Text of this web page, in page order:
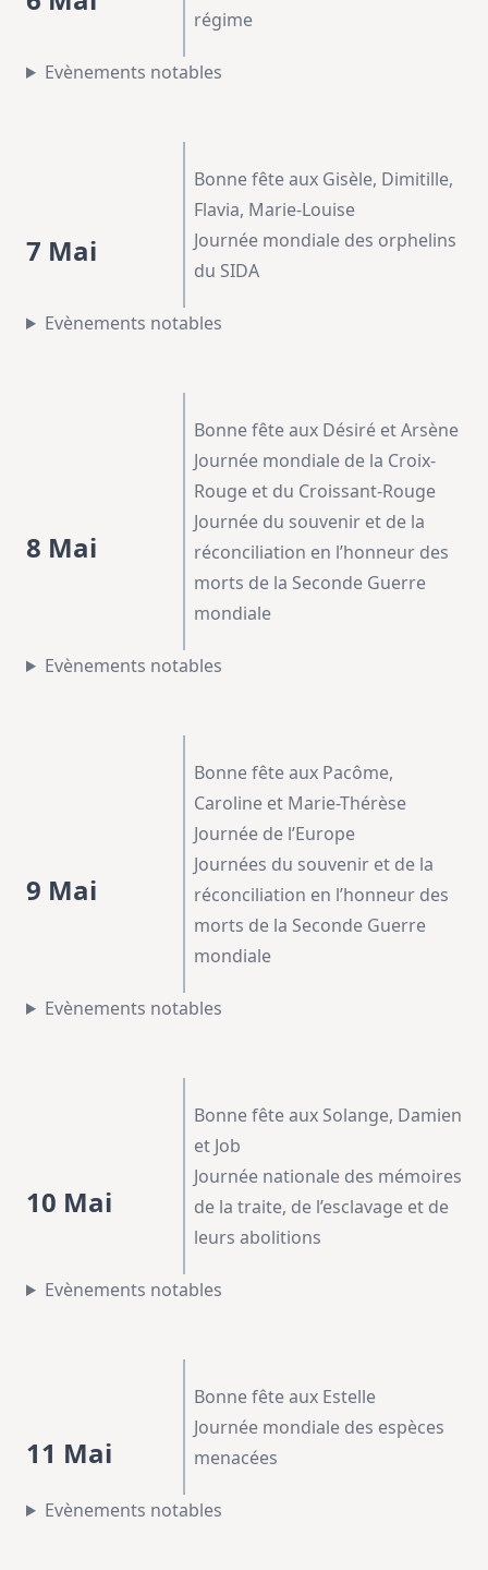
régime
Evènements notables
7 Mai
Bonne fête aux Gisèle, Dimitille,
Flavia, Marie-Louise
Journée mondiale des orphelins
du SIDA
Evènements notables
8 Mai
Bonne fête aux Désiré et Arsène
Journée mondiale de la Croix-
Rouge et du Croissant-Rouge
Journée du souvenir et de la
réconciliation en l’honneur des
morts de la Seconde Guerre
mondiale
Evènements notables
9 Mai
Bonne fête aux Pacôme,
Caroline et Marie-Thérèse
Journée de l’Europe
Journées du souvenir et de la
réconciliation en l’honneur des
morts de la Seconde Guerre
mondiale
Evènements notables
10 Mai
Bonne fête aux Solange, Damien
et Job
Journée nationale des mémoires
de la traite, de l’esclavage et de
leurs abolitions
Evènements notables
11 Mai
Bonne fête aux Estelle
Journée mondiale des espèces
menacées
Evènements notables